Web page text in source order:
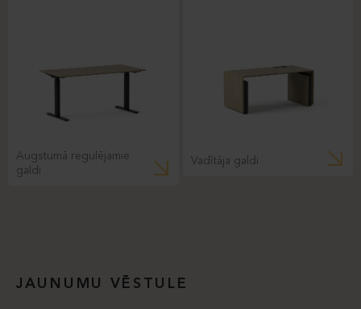
Augstumā regulējamie
galdi
Vadītāja galdi
JAUNUMU VĒSTULE